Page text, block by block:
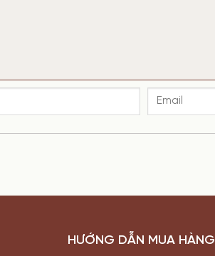
HƯỚNG DẪN MUA HÀNG